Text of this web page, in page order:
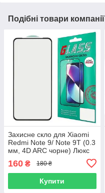
Подібні товари компанії
Захисне скло для Xiaomi
Redmi Note 9/ Note 9T (0.3
мм, 4D ARC чорне) Люкс
160 ₴ 180 ₴
Купити